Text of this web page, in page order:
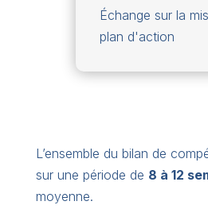
Échange sur la
plan d'action
L’ensemble du bilan de
sur une période de 8 à 12
moyenne.